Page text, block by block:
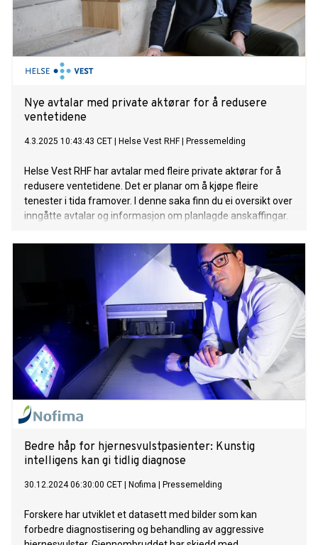
Nye avtalar med private aktørar for å redusere
ventetidene
4.3.2025 10:43:43 CET Helse Vest RHF| Pressemelding
Helse Vest RHF har avtalar med fleire private aktørar for å
redusere ventetidene. Det er planar om å kjøpe fleire
tenester i tida framover. I denne saka finn du ei oversikt over
inngåtte avtalar og informasjon om planlagde anskaffingar.
Bedre håp for hjernesvulstpasienter: Kunstig
intelligens kan gi tidlig diagnose
30.12.2024 06:30:00 CET Nofima Pressemelding
Forskere har utviklet et datasett med bilder som kan
forbedre diagnostisering og behandling av aggressive